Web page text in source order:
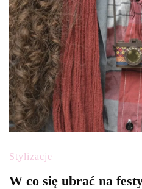
Stylizacje
W co się ubrać na